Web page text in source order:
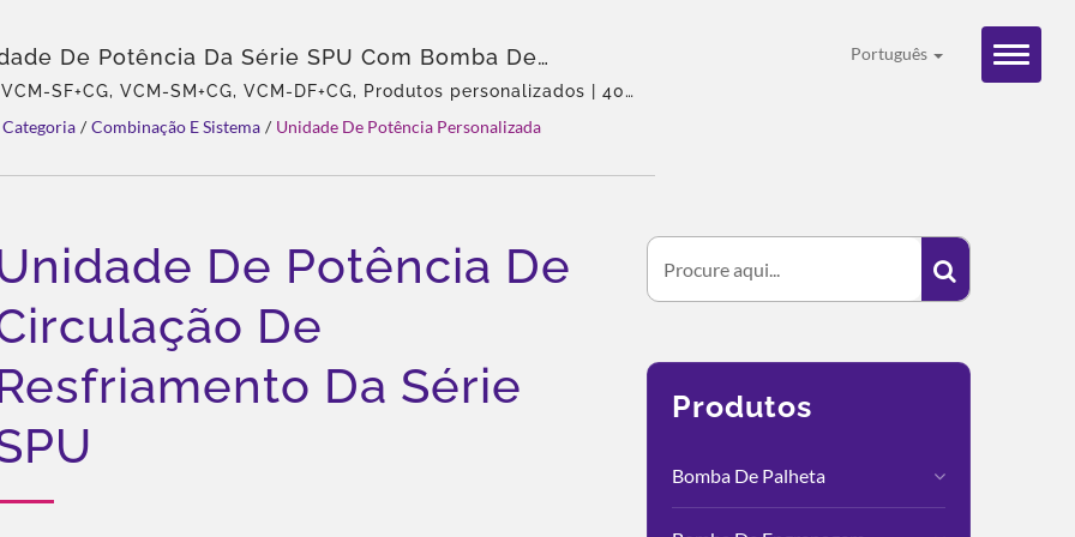
Português
De Potência Da Série SPU Com Bomba De
De Resfriamento | Soluções Hidráulicas Aprovadas
E ISO | Confiável Por Líderes Da Indústria – CML
SF+CG, VCM-SM+CG, VCM-DF+CG, Produtos personalizados | 40
Eckerle na Ásia, Equipe experiente, Variedade rica de produtos,
Categoria / Combinação E Sistema / Unidade De Potência Personalizada
De Potência De
De
Da Série
Produtos
Bomba De Palheta